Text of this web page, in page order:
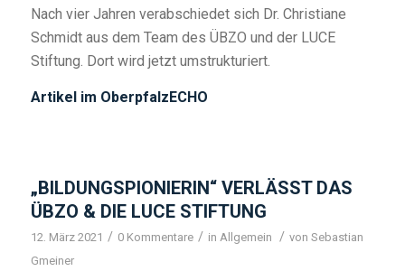
Nach vier Jahren verabschiedet sich Dr. Christiane
Schmidt aus dem Team des ÜBZO und der LUCE
Stiftung. Dort wird jetzt umstrukturiert.
Artikel im OberpfalzECHO
„BILDUNGSPIONIERIN“ VERLÄSST DAS
ÜBZO & DIE LUCE STIFTUNG
12. März 2021 / 0 Kommentare / in Allgemein / von Sebastian
Gmeiner